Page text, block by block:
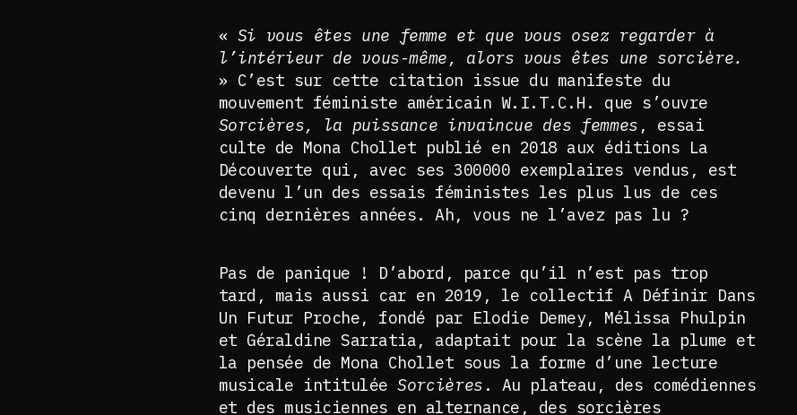
« Si vous êtes une femme et que vous osez regarder à
l’intérieur de vous-même, alors vous êtes une sorcière.
» C’est sur cette citation issue du manifeste du
mouvement féministe américain W.I.T.C.H. que s’ouvre
Sorcières, la puissance invaincue des femmes , essai
culte de Mona Chollet publié en 2018 aux éditions La
Découverte qui, avec ses 300000 exemplaires vendus, est
devenu l’un des essais féministes les plus lus de ces
cinq dernières années. Ah, vous ne l’avez pas lu ?
Pas de panique ! D’abord, parce qu’il n’est pas trop
tard, mais aussi car en 2019, le collectif A Définir Dans
Un Futur Proche, fondé par Elodie Demey, Mélissa Phulpin
et Géraldine Sarratia, adaptait pour la scène la plume et
la pensée de Mona Chollet sous la forme d’une lecture
musicale intituléeSorcières . Au plateau, des comédiennes
et des musiciennes en alternance, des sorcières